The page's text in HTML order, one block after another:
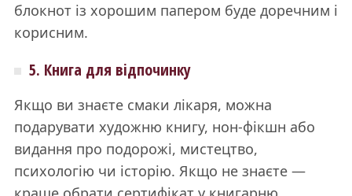
блокнот із хорошим папером буде доречним і
корисним.
5. Книга для відпочинку
Якщо ви знаєте смаки лікаря, можна
подарувати художню книгу, нон-фікшн або
видання про подорожі, мистецтво,
психологію чи історію. Якщо не знаєте —